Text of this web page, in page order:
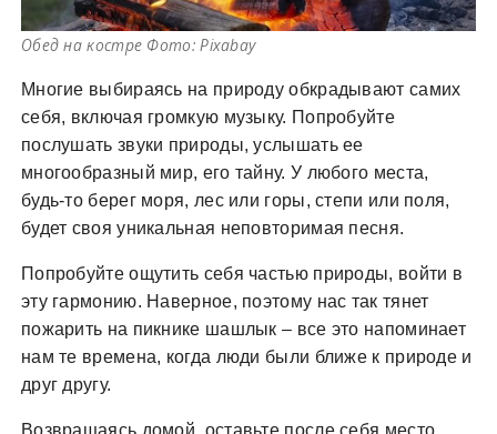
Обед на костре Фото: Рixabay
Многие выбираясь на природу обкрадывают самих
себя, включая громкую музыку. Попробуйте
послушать звуки природы, услышать ее
многообразный мир, его тайну. У любого места,
будь-то берег моря, лес или горы, степи или поля,
будет своя уникальная неповторимая песня.
Попробуйте ощутить себя частью природы, войти в
эту гармонию. Наверное, поэтому нас так тянет
пожарить на пикнике шашлык – все это напоминает
нам те времена, когда люди были ближе к природе и
друг другу.